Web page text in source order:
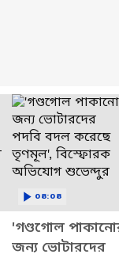
'গণ্ডগোল
জন্য ভোটারদের
08:08